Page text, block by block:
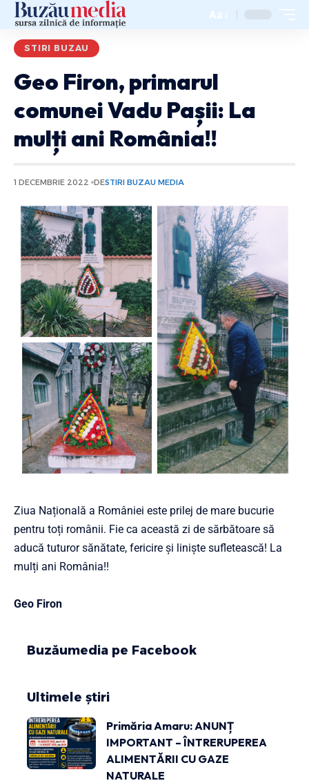
Aa
STIRI BUZAU
Geo Firon, primarul
comunei Vadu Pașii: La
mulți ani România!!
1 DECEMBRIE 2022 DESTIRI BUZAU MEDIA
Ziua Națională a României este prilej de mare bucurie
pentru toți românii. Fie ca această zi de sărbătoare să
aducă tuturor sănătate, fericire și liniște sufletească! La
mulți ani România!!
Geo Firon
Buzăumedia pe Facebook
Ultimele știri
Primăria Amaru: ANUNȚ
IMPORTANT – ÎNTRERUPEREA
ALIMENTĂRII CU GAZE
NATURALE